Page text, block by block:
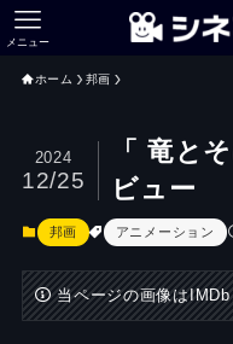
メニュー
ホーム 邦画
「 竜と
ビュー
2024
12/25
邦画 アニメーション
当ページの画像は